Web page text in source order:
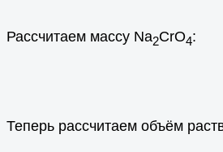
Рассчитаем массу Na2CrO4:
Теперь рассчитаем объём